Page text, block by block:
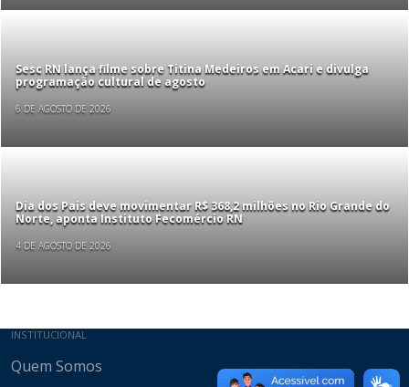
Sesc RN lança filme sobre Titina Medeiros em Acari e divulga
programação cultural de agosto
6 DE AGOSTO DE 2026
Dia dos Pais deve movimentar R$ 368,2 milhões no Rio Grande do
Norte, aponta Instituto Fecomércio RN
4 DE AGOSTO DE 2026
Mapa do site
INSTITUCIONAL
Quem Somos